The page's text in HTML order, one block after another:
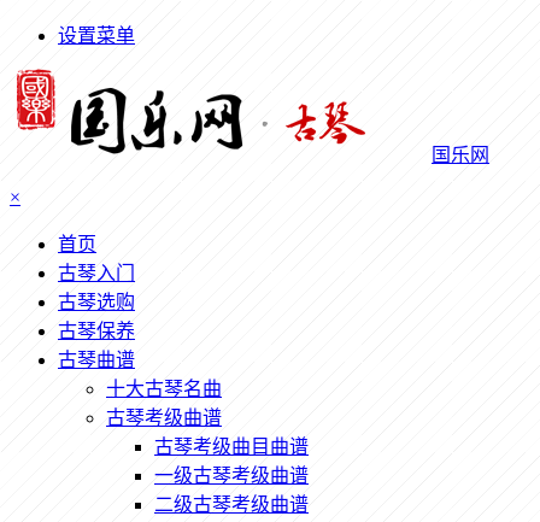
设置菜单
国乐网
×
首页
古琴入门
古琴选购
古琴保养
古琴曲谱
十大古琴名曲
古琴考级曲谱
古琴考级曲目曲谱
一级古琴考级曲谱
二级古琴考级曲谱